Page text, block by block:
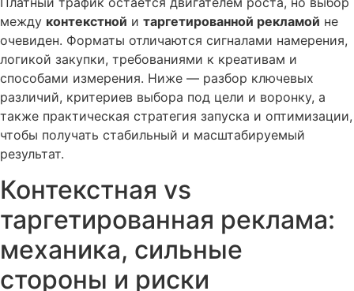
между контекстной и таргетированной рекламой не
очевиден. Форматы отличаются сигналами намерения,
логикой закупки, требованиями к креативам и
способами измерения. Ниже — разбор ключевых
различий, критериев выбора под цели и воронку, а
также практическая стратегия запуска и оптимизации,
чтобы получать стабильный и масштабируемый
результат.
Контекстная vs
таргетированная реклама:
механика, сильные
стороны и риски